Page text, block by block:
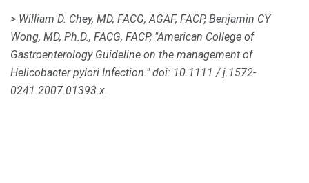
> William D. Chey, MD, FACG, AGAF, FACP, Benjamin CY
Wong, MD, Ph.D., FACG, FACP, "American College of
Gastroenterology Guideline on the management of
Helicobacter pylori Infection." doi: 10.1111 / j.1572-
0241.2007.01393.x.